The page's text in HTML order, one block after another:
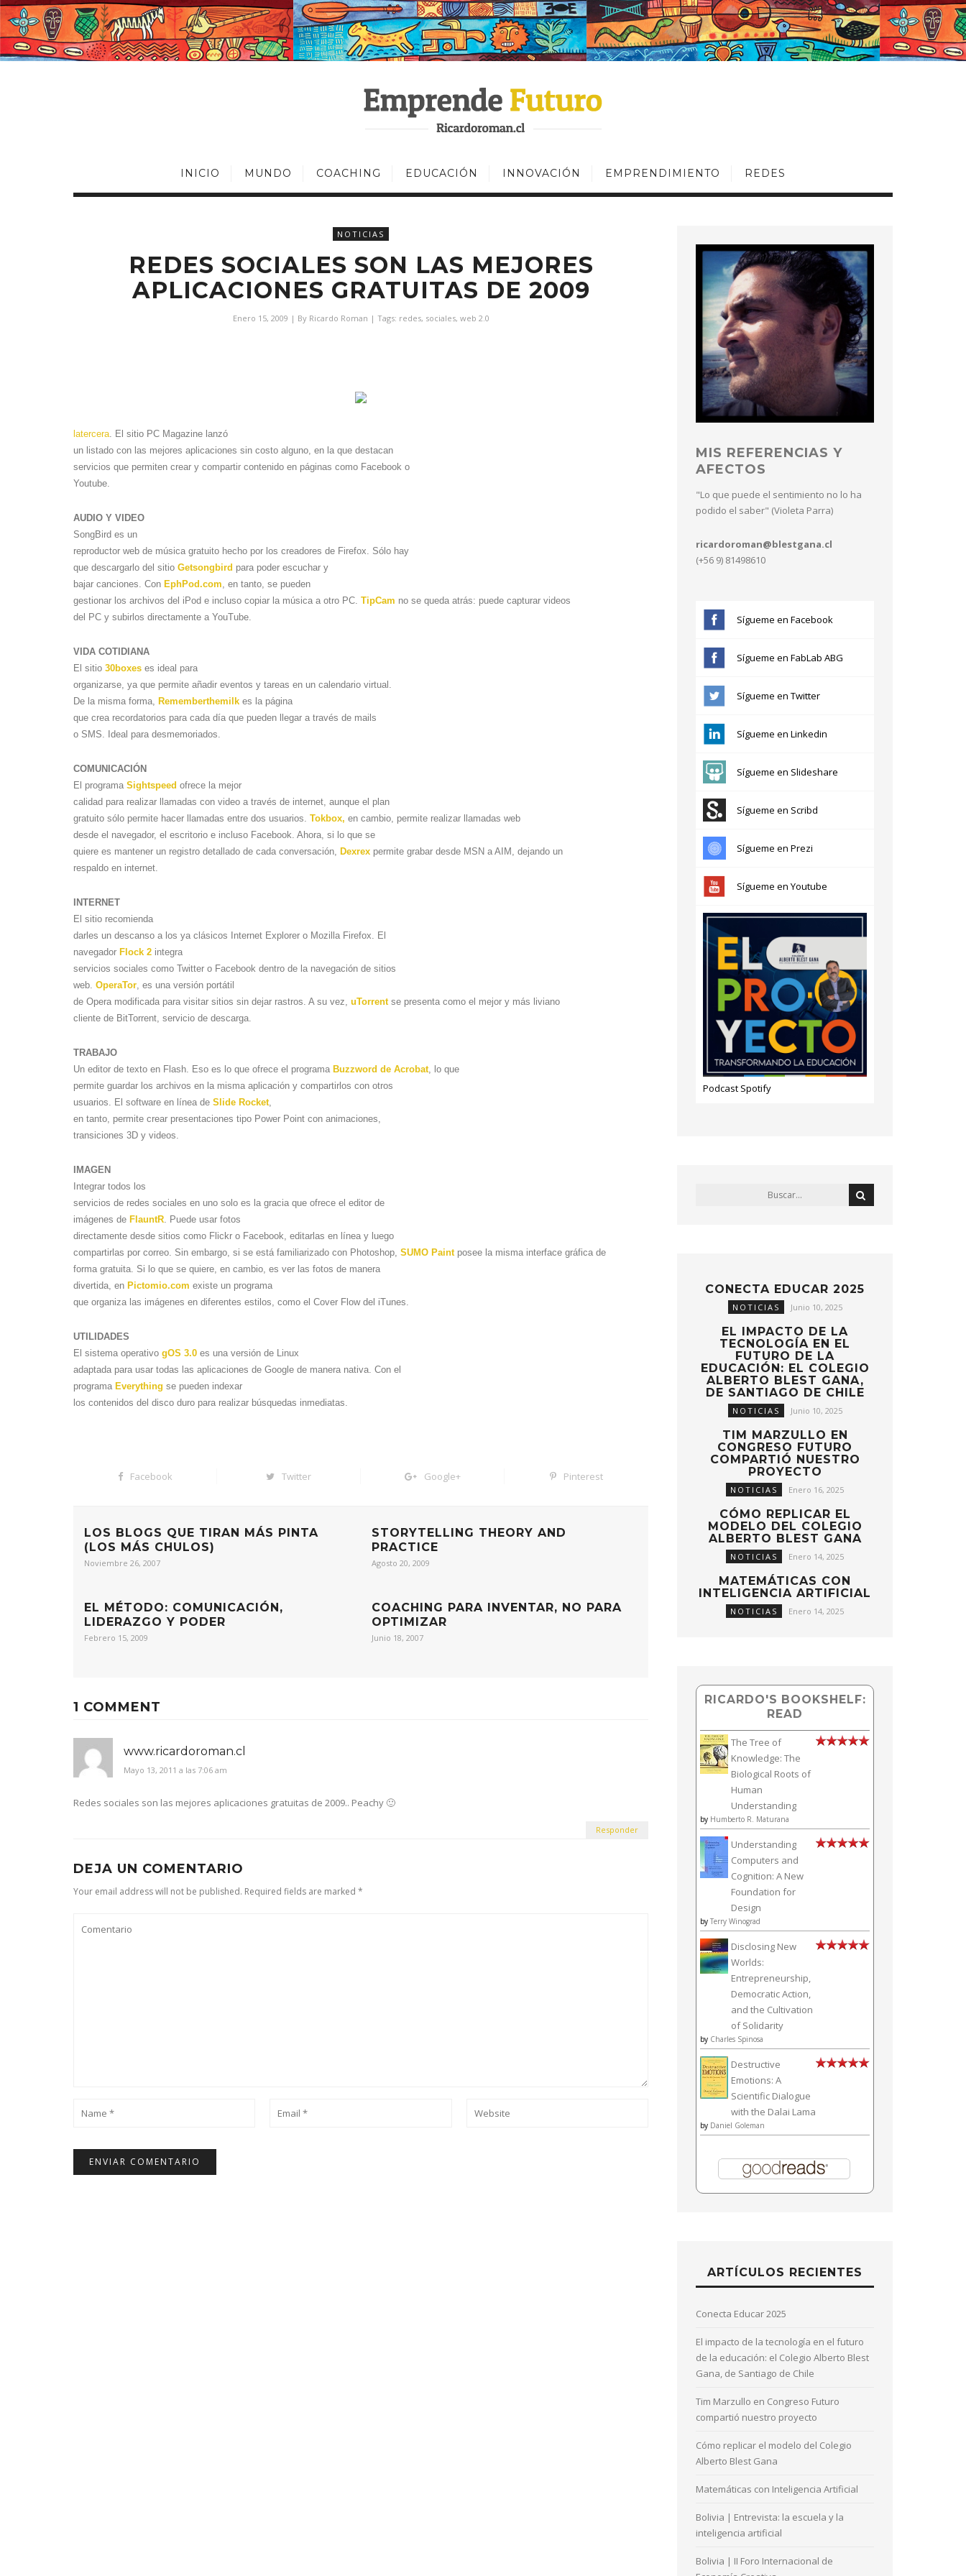
INICIO MUNDO COACHING EDUCACIÓN INNOVACIÓN EMPRENDIMIENTO REDES
NOTICIAS
REDES SOCIALES SON LAS MEJORES
APLICACIONES GRATUITAS DE 2009
Enero 15, 2009 | By Ricardo Roman | Tags: redes, sociales, web 2.0
latercera. El sitio PC Magazine lanzó
un listado con las mejores aplicaciones sin costo alguno, en la que destacan
servicios que permiten crear y compartir contenido en páginas como Facebook o
Youtube.
AUDIO Y VIDEO
SongBird es un
reproductor web de música gratuito hecho por los creadores de Firefox. Sólo hay
que descargarlo del sitio Getsongbird para poder escuchar y
bajar canciones. Con EphPod.com, en tanto, se pueden
gestionar los archivos del iPod e incluso copiar la música a otro PC. TipCam no se queda atrás: puede capturar videos
del PC y subirlos directamente a YouTube.
VIDA COTIDIANA
El sitio 30boxes es ideal para
organizarse, ya que permite añadir eventos y tareas en un calendario virtual.
De la misma forma, Rememberthemilk es la página
que crea recordatorios para cada día que pueden llegar a través de mails
o SMS. Ideal para desmemoriados.
COMUNICACIÓN
El programa Sightspeed ofrece la mejor
calidad para realizar llamadas con video a través de internet, aunque el plan
gratuito sólo permite hacer llamadas entre dos usuarios. Tokbox, en cambio, permite realizar llamadas web
desde el navegador, el escritorio e incluso Facebook. Ahora, si lo que se
quiere es mantener un registro detallado de cada conversación, Dexrex permite grabar desde MSN a AIM, dejando un
respaldo en internet.
INTERNET
El sitio recomienda
darles un descanso a los ya clásicos Internet Explorer o Mozilla Firefox. El
navegador Flock 2 integra
servicios sociales como Twitter o Facebook dentro de la navegación de sitios
web. OperaTor, es una versión portátil
de Opera modificada para visitar sitios sin dejar rastros. A su vez, uTorrent se presenta como el mejor y más liviano
cliente de BitTorrent, servicio de descarga.
TRABAJO
Un editor de texto en Flash. Eso es lo que ofrece el programa Buzzword de Acrobat, lo que
permite guardar los archivos en la misma aplicación y compartirlos con otros
usuarios. El software en línea de Slide Rocket,
en tanto, permite crear presentaciones tipo Power Point con animaciones,
transiciones 3D y videos.
IMAGEN
Integrar todos los
servicios de redes sociales en uno solo es la gracia que ofrece el editor de
imágenes de FlauntR. Puede usar fotos
directamente desde sitios como Flickr o Facebook, editarlas en línea y luego
compartirlas por correo. Sin embargo, si se está familiarizado con Photoshop, SUMO Paintposee la misma interface gráfica de
forma gratuita. Si lo que se quiere, en cambio, es ver las fotos de manera
divertida, en Pictomio.com existe un programa
que organiza las imágenes en diferentes estilos, como el Cover Flow del iTunes.
UTILIDADES
El sistema operativo gOS 3.0 es una versión de Linux
adaptada para usar todas las aplicaciones de Google de manera nativa. Con el
programa Everything se pueden indexar
los contenidos del disco duro para realizar búsquedas inmediatas.
Facebook Twitter Google+ Pinterest
LOS BLOGS QUE TIRAN MÁS PINTA
(LOS MÁS CHULOS)
Noviembre 26, 2007
STORYTELLING THEORY AND
PRACTICE
Agosto 20, 2009
EL MÉTODO: COMUNICACIÓN,
LIDERAZGO Y PODER
Febrero 15, 2009
COACHING PARA INVENTAR, NO PARA
OPTIMIZAR
Junio 18, 2007
1 COMMENT
www.ricardoroman.cl
Mayo 13, 2011 a las 7:06 am
Redes sociales son las mejores aplicaciones gratuitas de 2009.. Peachy 🙂
Responder
DEJA UN COMENTARIO
Your email address will not be published. Required fields are marked *
MIS REFERENCIAS Y
AFECTOS
"Lo que puede el sentimiento no lo ha
podido el saber" (Violeta Parra)
ricardoroman@blestgana.cl
(+56 9) 81498610
Sígueme en Facebook
Sígueme en FabLab ABG
Sígueme en Twitter
Sígueme en Linkedin
Sígueme en Slideshare
Sígueme en Scribd
Sígueme en Prezi
Sígueme en Youtube
Podcast Spotify
CONECTA EDUCAR 2025
NOTICIAS Junio 10, 2025
EL IMPACTO DE LA
TECNOLOGÍA EN EL
FUTURO DE LA
EDUCACIÓN: EL COLEGIO
ALBERTO BLEST GANA,
DE SANTIAGO DE CHILE
NOTICIAS Junio 10, 2025
TIM MARZULLO EN
CONGRESO FUTURO
COMPARTIÓ NUESTRO
PROYECTO
NOTICIAS Enero 16, 2025
CÓMO REPLICAR EL
MODELO DEL COLEGIO
ALBERTO BLEST GANA
NOTICIAS Enero 14, 2025
MATEMÁTICAS CON
INTELIGENCIA ARTIFICIAL
NOTICIAS Enero 14, 2025
RICARDO'S BOOKSHELF:
READ
The Tree of
Knowledge: The
Biological Roots of
Human
Understanding
by Humberto R. Maturana
Understanding
Computers and
Cognition: A New
Foundation for
Design
by Terry Winograd
Disclosing New
Worlds:
Entrepreneurship,
Democratic Action,
and the Cultivation
of Solidarity
by Charles Spinosa
Destructive
Emotions: A
Scientific Dialogue
with the Dalai Lama
by Daniel Goleman
ARTÍCULOS RECIENTES
Conecta Educar 2025
El impacto de la tecnología en el futuro
de la educación: el Colegio Alberto Blest
Gana, de Santiago de Chile
Tim Marzullo en Congreso Futuro
compartió nuestro proyecto
Cómo replicar el modelo del Colegio
Alberto Blest Gana
Matemáticas con Inteligencia Artificial
Bolivia | Entrevista: la escuela y la
inteligencia artificial
Bolivia | II Foro Internacional de